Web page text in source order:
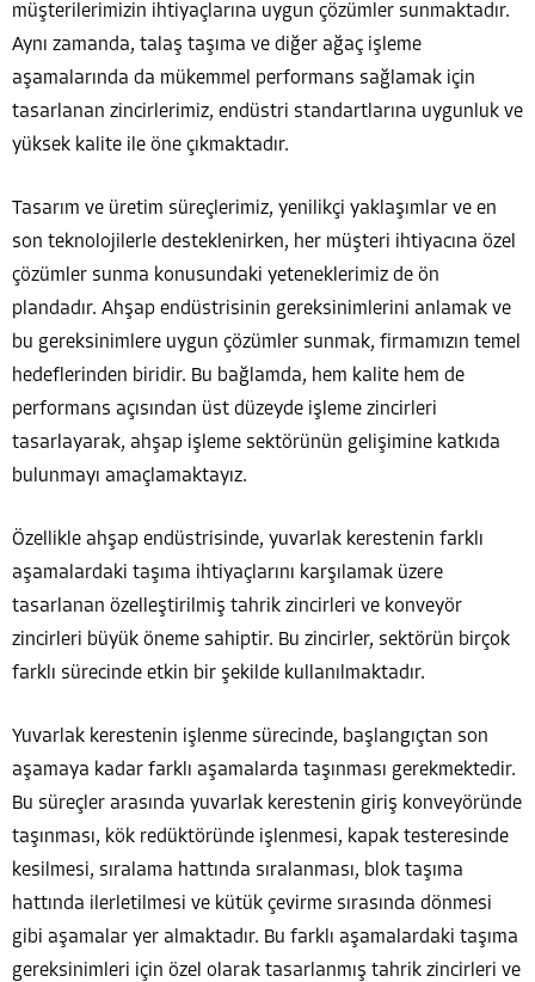
müşterilerimizin ihtiyaçlarına uygun çözümler sunmaktadır.
Aynı zamanda, talaş taşıma ve diğer ağaç işleme
aşamalarında da mükemmel performans sağlamak için
tasarlanan zincirlerimiz, endüstri standartlarına uygunluk ve
yüksek kalite ile öne çıkmaktadır.
Tasarım ve üretim süreçlerimiz, yenilikçi yaklaşımlar ve en
son teknolojilerle desteklenirken, her müşteri ihtiyacına özel
çözümler sunma konusundaki yeteneklerimiz de ön
plandadır. Ahşap endüstrisinin gereksinimlerini anlamak ve
bu gereksinimlere uygun çözümler sunmak, firmamızın temel
hedeflerinden biridir. Bu bağlamda, hem kalite hem de
performans açısından üst düzeyde işleme zincirleri
tasarlayarak, ahşap işleme sektörünün gelişimine katkıda
bulunmayı amaçlamaktayız.
Özellikle ahşap endüstrisinde, yuvarlak kerestenin farklı
aşamalardaki taşıma ihtiyaçlarını karşılamak üzere
tasarlanan özelleştirilmiş tahrik zincirleri ve konveyör
zincirleri büyük öneme sahiptir. Bu zincirler, sektörün birçok
farklı sürecinde etkin bir şekilde kullanılmaktadır.
Yuvarlak kerestenin işlenme sürecinde, başlangıçtan son
aşamaya kadar farklı aşamalarda taşınması gerekmektedir.
Bu süreçler arasında yuvarlak kerestenin giriş konveyöründe
taşınması, kök redüktöründe işlenmesi, kapak testeresinde
kesilmesi, sıralama hattında sıralanması, blok taşıma
hattında ilerletilmesi ve kütük çevirme sırasında dönmesi
gibi aşamalar yer almaktadır. Bu farklı aşamalardaki taşıma
gereksinimleri için özel olarak tasarlanmış tahrik zincirleri ve